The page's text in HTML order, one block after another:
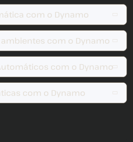
com o Dynamo
com o Dynamo
com o Dynamo
com o Dynamo